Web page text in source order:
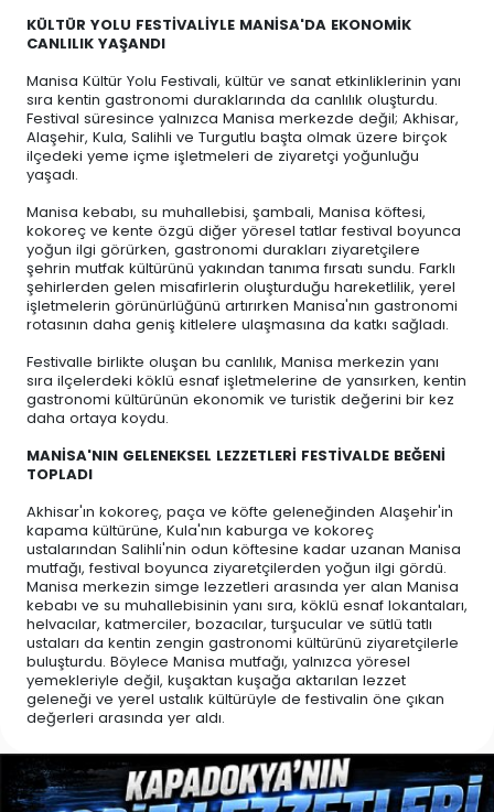
KÜLTÜR YOLU FESTİVALİYLE MANİSA'DA EKONOMİK
CANLILIK YAŞANDI
Manisa Kültür Yolu Festivali, kültür ve sanat etkinliklerinin yanı
sıra kentin gastronomi duraklarında da canlılık oluşturdu.
Festival süresince yalnızca Manisa merkezde değil; Akhisar,
Alaşehir, Kula, Salihli ve Turgutlu başta olmak üzere birçok
ilçedeki yeme içme işletmeleri de ziyaretçi yoğunluğu
yaşadı.
Manisa kebabı, su muhallebisi, şambali, Manisa köftesi,
kokoreç ve kente özgü diğer yöresel tatlar festival boyunca
yoğun ilgi görürken, gastronomi durakları ziyaretçilere
şehrin mutfak kültürünü yakından tanıma fırsatı sundu. Farklı
şehirlerden gelen misafirlerin oluşturduğu hareketlilik, yerel
işletmelerin görünürlüğünü artırırken Manisa'nın gastronomi
rotasının daha geniş kitlelere ulaşmasına da katkı sağladı.
Festivalle birlikte oluşan bu canlılık, Manisa merkezin yanı
sıra ilçelerdeki köklü esnaf işletmelerine de yansırken, kentin
gastronomi kültürünün ekonomik ve turistik değerini bir kez
daha ortaya koydu.
MANİSA'NIN GELENEKSEL LEZZETLERİ FESTİVALDE BEĞENİ
TOPLADI
Akhisar'ın kokoreç, paça ve köfte geleneğinden Alaşehir'in
kapama kültürüne, Kula'nın kaburga ve kokoreç
ustalarından Salihli'nin odun köftesine kadar uzanan Manisa
mutfağı, festival boyunca ziyaretçilerden yoğun ilgi gördü.
Manisa merkezin simge lezzetleri arasında yer alan Manisa
kebabı ve su muhallebisinin yanı sıra, köklü esnaf lokantaları,
helvacılar, katmerciler, bozacılar, turşucular ve sütlü tatlı
ustaları da kentin zengin gastronomi kültürünü ziyaretçilerle
buluşturdu. Böylece Manisa mutfağı, yalnızca yöresel
yemekleriyle değil, kuşaktan kuşağa aktarılan lezzet
geleneği ve yerel ustalık kültürüyle de festivalin öne çıkan
değerleri arasında yer aldı.